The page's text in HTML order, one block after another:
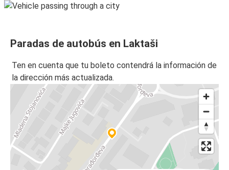
Paradas de autobús en Laktaši
Ten en cuenta que tu boleto contendrá la información de
la dirección más actualizada.